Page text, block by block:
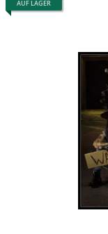
AUF LAGER